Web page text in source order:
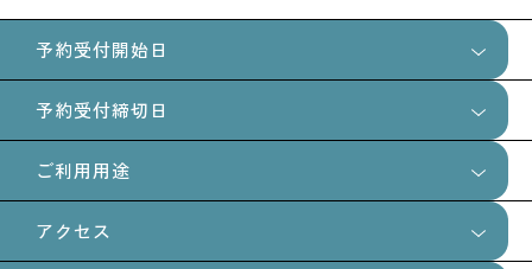
予約受付開始日
予約受付締切日
ご利用用途
スチール ムービー ロケ
イベント
アクセス